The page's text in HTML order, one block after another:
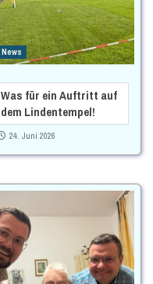
News
Was für ein Auftritt auf
dem Lindentempel!
24. Juni 2026